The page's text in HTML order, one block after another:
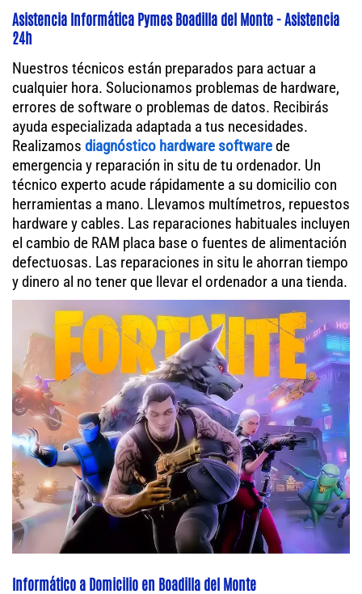
Asistencia Informática Pymes Boadilla del Monte - Asistencia
24h
Nuestros técnicos están preparados para actuar a
cualquier hora. Solucionamos problemas de hardware,
errores de software o problemas de datos. Recibirás
ayuda especializada adaptada a tus necesidades.
Realizamos diagnóstico hardware softwarede
emergencia y reparación in situ de tu ordenador. Un
técnico experto acude rápidamente a su domicilio con
herramientas a mano. Llevamos multímetros, repuestos
hardware y cables. Las reparaciones habituales incluyen
el cambio de RAM placa base o fuentes de alimentación
defectuosas. Las reparaciones in situ le ahorran tiempo
y dinero al no tener que llevar el ordenador a una tienda.
Informático a Domicilio en Boadilla del Monte